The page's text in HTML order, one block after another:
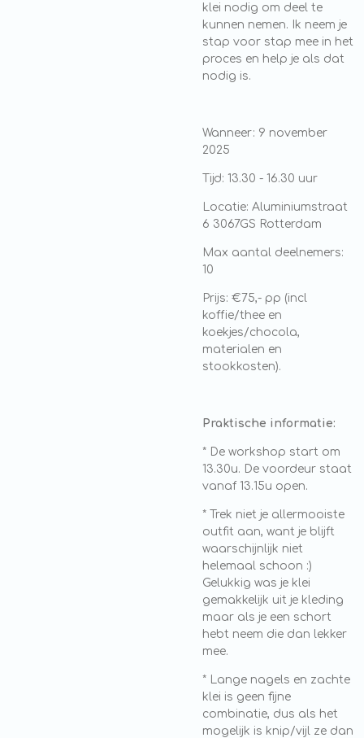
klei nodig om deel te
kunnen nemen. Ik neem je
stap voor stap mee in het
proces en help je als dat
nodig is.
Wanneer: 9 november
2025
Tijd: 13.30 - 16.30 uur
Locatie: Aluminiumstraat
6 3067GS Rotterdam
Max aantal deelnemers:
10
Prijs: €75,- pp (incl
koffie/thee en
koekjes/chocola,
materialen en
stookkosten).
Praktische informatie:
* De workshop start om
13.30u. De voordeur staat
vanaf 13.15u open.
* Trek niet je allermooiste
outfit aan, want je blijft
waarschijnlijk niet
helemaal schoon :)
Gelukkig was je klei
gemakkelijk uit je kleding
maar als je een schort
hebt neem die dan lekker
mee.
* Lange nagels en zachte
klei is geen fijne
combinatie, dus als het
mogelijk is knip/vijl ze dan